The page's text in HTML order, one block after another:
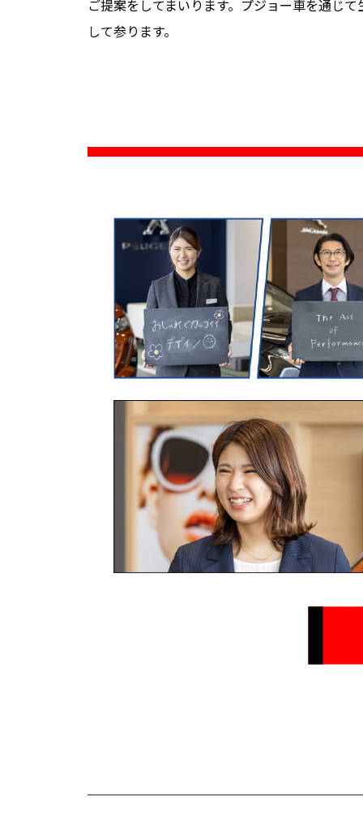
ご提案をしてまいります。プジョー車を通じ
して参ります。